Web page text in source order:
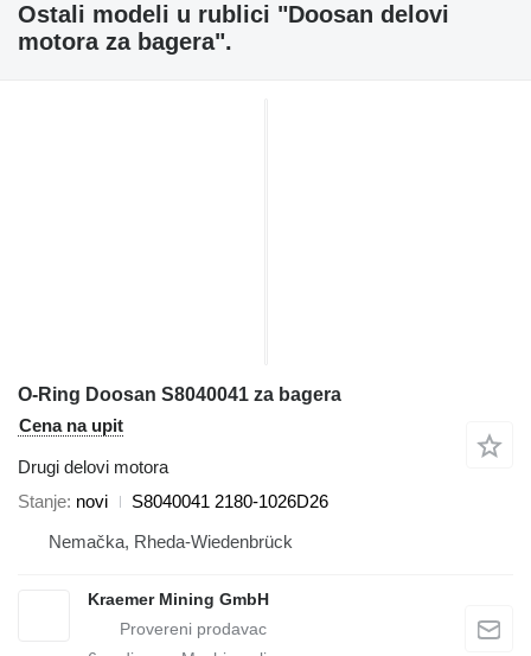
Ostali modeli u rublici "Doosan delovi
motora za bagerа".
O-Ring Doosan S8040041 za bagera
Cena na upit
Drugi delovi motora
Stanje novi
S8040041 2180-1026D26
Nemačka, Rheda-Wiedenbrück
Kraemer Mining GmbH